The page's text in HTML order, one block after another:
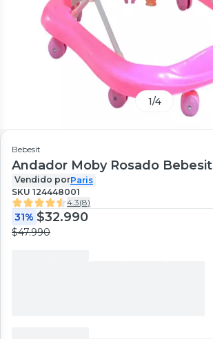
1/4
Bebesit
Andador Moby Rosado Bebesit
Vendido porParis
SKU 124448001
4.3(8)
31% $32.990
$47.990